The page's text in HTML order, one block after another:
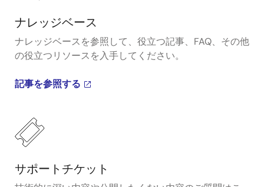
ナレッジベース
ナレッジベースを参照して、役立つ記事、FAQ、その他
の役立つリソースを入手してください。
記事を参照する
サポートチケット